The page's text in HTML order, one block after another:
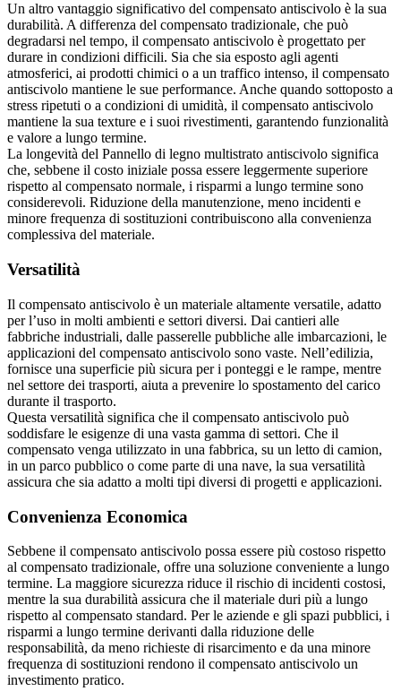
Un altro vantaggio significativo del compensato antiscivolo è la sua
durabilità. A differenza del compensato tradizionale, che può
degradarsi nel tempo, il compensato antiscivolo è progettato per
durare in condizioni difficili. Sia che sia esposto agli agenti
atmosferici, ai prodotti chimici o a un traffico intenso, il compensato
antiscivolo mantiene le sue performance. Anche quando sottoposto a
stress ripetuti o a condizioni di umidità, il compensato antiscivolo
mantiene la sua texture e i suoi rivestimenti, garantendo funzionalità
e valore a lungo termine.
La longevità del Pannello di legno multistrato antiscivolo significa
che, sebbene il costo iniziale possa essere leggermente superiore
rispetto al compensato normale, i risparmi a lungo termine sono
considerevoli. Riduzione della manutenzione, meno incidenti e
minore frequenza di sostituzioni contribuiscono alla convenienza
complessiva del materiale.
Versatilità
Il compensato antiscivolo è un materiale altamente versatile, adatto
per l’uso in molti ambienti e settori diversi. Dai cantieri alle
fabbriche industriali, dalle passerelle pubbliche alle imbarcazioni, le
applicazioni del compensato antiscivolo sono vaste. Nell’edilizia,
fornisce una superficie più sicura per i ponteggi e le rampe, mentre
nel settore dei trasporti, aiuta a prevenire lo spostamento del carico
durante il trasporto.
Questa versatilità significa che il compensato antiscivolo può
soddisfare le esigenze di una vasta gamma di settori. Che il
compensato venga utilizzato in una fabbrica, su un letto di camion,
in un parco pubblico o come parte di una nave, la sua versatilità
assicura che sia adatto a molti tipi diversi di progetti e applicazioni.
Convenienza Economica
Sebbene il compensato antiscivolo possa essere più costoso rispetto
al compensato tradizionale, offre una soluzione conveniente a lungo
termine. La maggiore sicurezza riduce il rischio di incidenti costosi,
mentre la sua durabilità assicura che il materiale duri più a lungo
rispetto al compensato standard. Per le aziende e gli spazi pubblici, i
risparmi a lungo termine derivanti dalla riduzione delle
responsabilità, da meno richieste di risarcimento e da una minore
frequenza di sostituzioni rendono il compensato antiscivolo un
investimento pratico.